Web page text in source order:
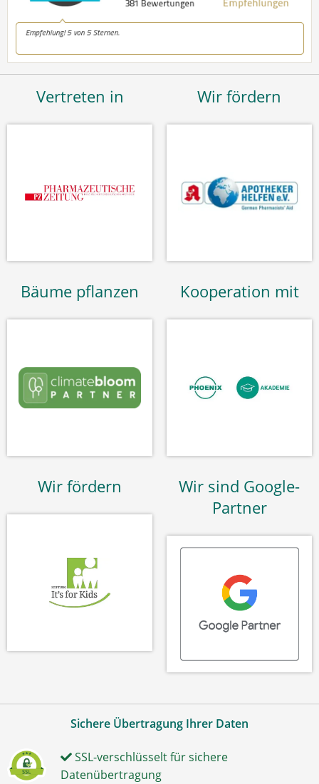
Vertreten in Wir fördern
Bäume pflanzen Kooperation mit
Wir fördern
Wir sind Google-
Partner
Sichere Übertragung Ihrer Daten
SSL-verschlüsselt für sichere
Datenübertragung